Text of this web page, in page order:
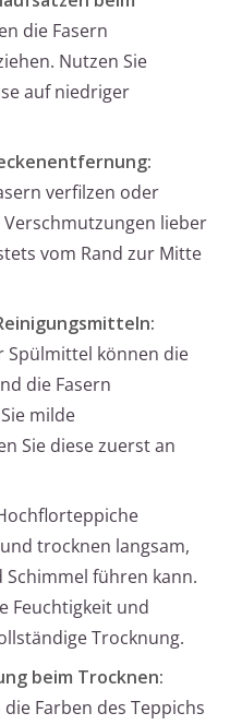
die Fasern
Nutzen Sie
auf niedriger
verfilzen oder
lieber
vom Rand zur Mitte
Spülmittel können die
die Fasern
milde
Sie diese zuerst an
trocknen langsam,
führen kann.
Feuchtigkeit und
Trocknung.
beim Trocknen:
Farben des Teppichs